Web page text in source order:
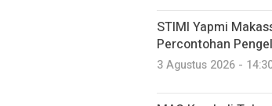
STIMI Yapmi
Percontohan
3 Agustus 2026 -